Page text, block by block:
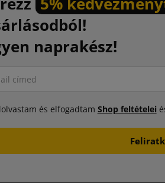
naprakész!
és elfogadtam Shop feltételei